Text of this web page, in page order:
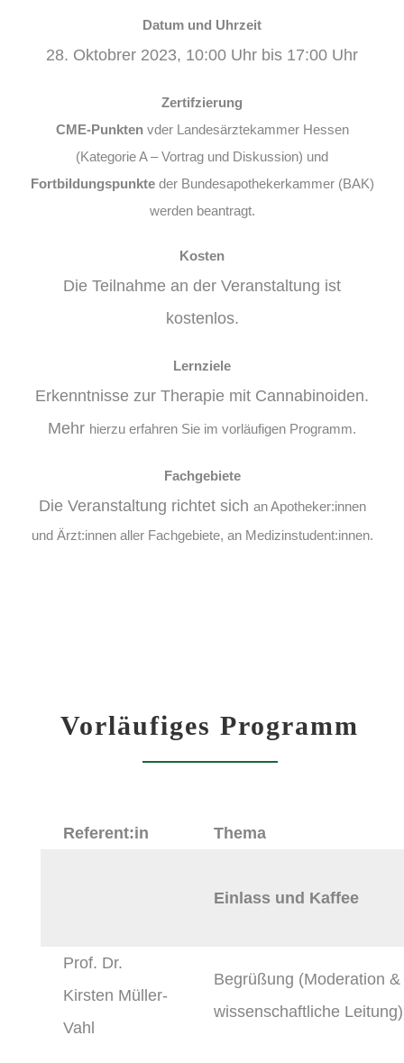
Datum und Uhrzeit
28. Oktobrer 2023, 10:00 Uhr bis 17:00 Uhr
Zertifzierung
CME-Punktenvder Landesärztekammer Hessen
(Kategorie A – Vortrag und Diskussion) und
Fortbildungspunkteder Bundesapothekerkammer (BAK)
werden beantragt.
Kosten
Die Teilnahme an der Veranstaltung ist
kostenlos.
Lernziele
Erkenntnisse zur Therapie mit Cannabinoiden.
Mehr hierzu erfahren Sie im vorläufigen Programm.
Fachgebiete
Die Veranstaltung richtet sich an Apotheker:innen
und Ärzt:innen aller Fachgebiete, an Medizinstudent:innen.
Vorläufiges Programm
Referent:in Thema
Einlass und Kaffee
Prof. Dr.
Kirsten Müller-
Vahl
Begrüßung (Moderation &
wissenschaftliche Leitung)